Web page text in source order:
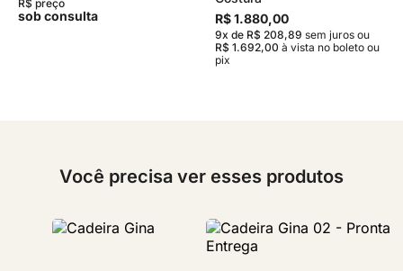
R$ preço
sob consulta
R$ 1.880,00
9x de R$ 208,89 sem juros ou
R$ 1.692,00 à vista no boleto ou
pix
Você precisa ver esses produtos